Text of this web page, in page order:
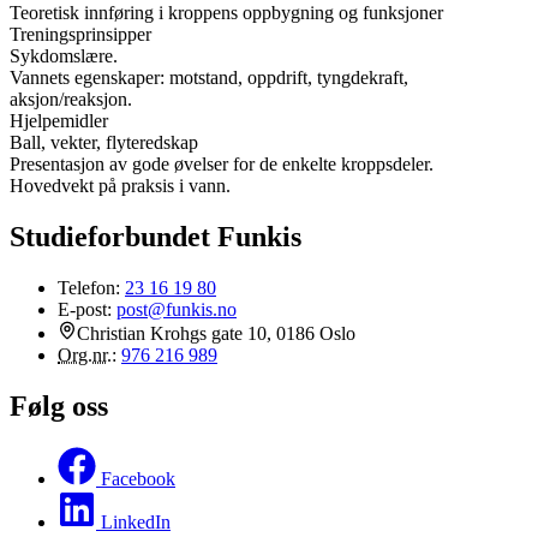
Teoretisk innføring i kroppens oppbygning og funksjoner
Treningsprinsipper
Sykdomslære.
Vannets egenskaper: motstand, oppdrift, tyngdekraft,
aksjon/reaksjon.
Hjelpemidler
Ball, vekter, flyteredskap
Presentasjon av gode øvelser for de enkelte kroppsdeler.
Hovedvekt på praksis i vann.
Studieforbundet Funkis
Telefon: 23 16 19 80
E-post: post@funkis.no
Christian Krohgs gate 10, 0186 Oslo
Org.nr.: 976 216 989
Følg oss
Facebook
LinkedIn